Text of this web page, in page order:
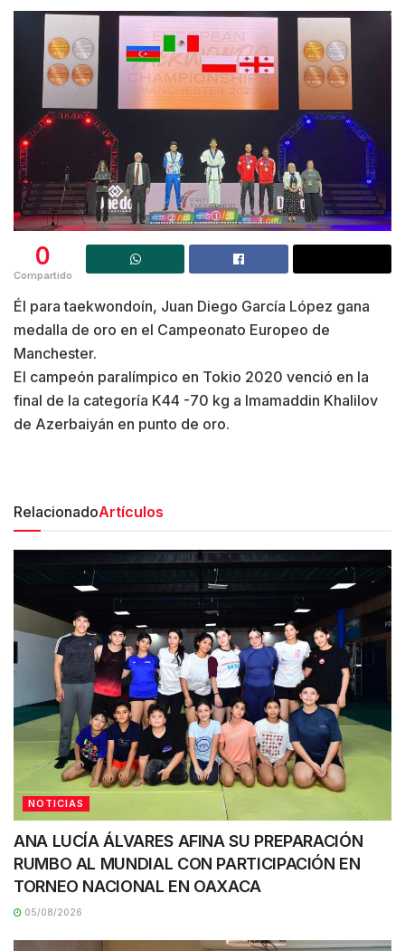
0
Compartido
Él para taekwondoín, Juan Diego García López gana
medalla de oro en el Campeonato Europeo de
Manchester.
El campeón paralímpico en Tokio 2020 venció en la
final de la categoría K44 -70 kg a Imamaddin Khalilov
de Azerbaiyán en punto de oro.
RelacionadoArtículos
NOTICIAS
ANA LUCÍA ÁLVARES AFINA SU PREPARACIÓN
RUMBO AL MUNDIAL CON PARTICIPACIÓN EN
TORNEO NACIONAL EN OAXACA
05/08/2026